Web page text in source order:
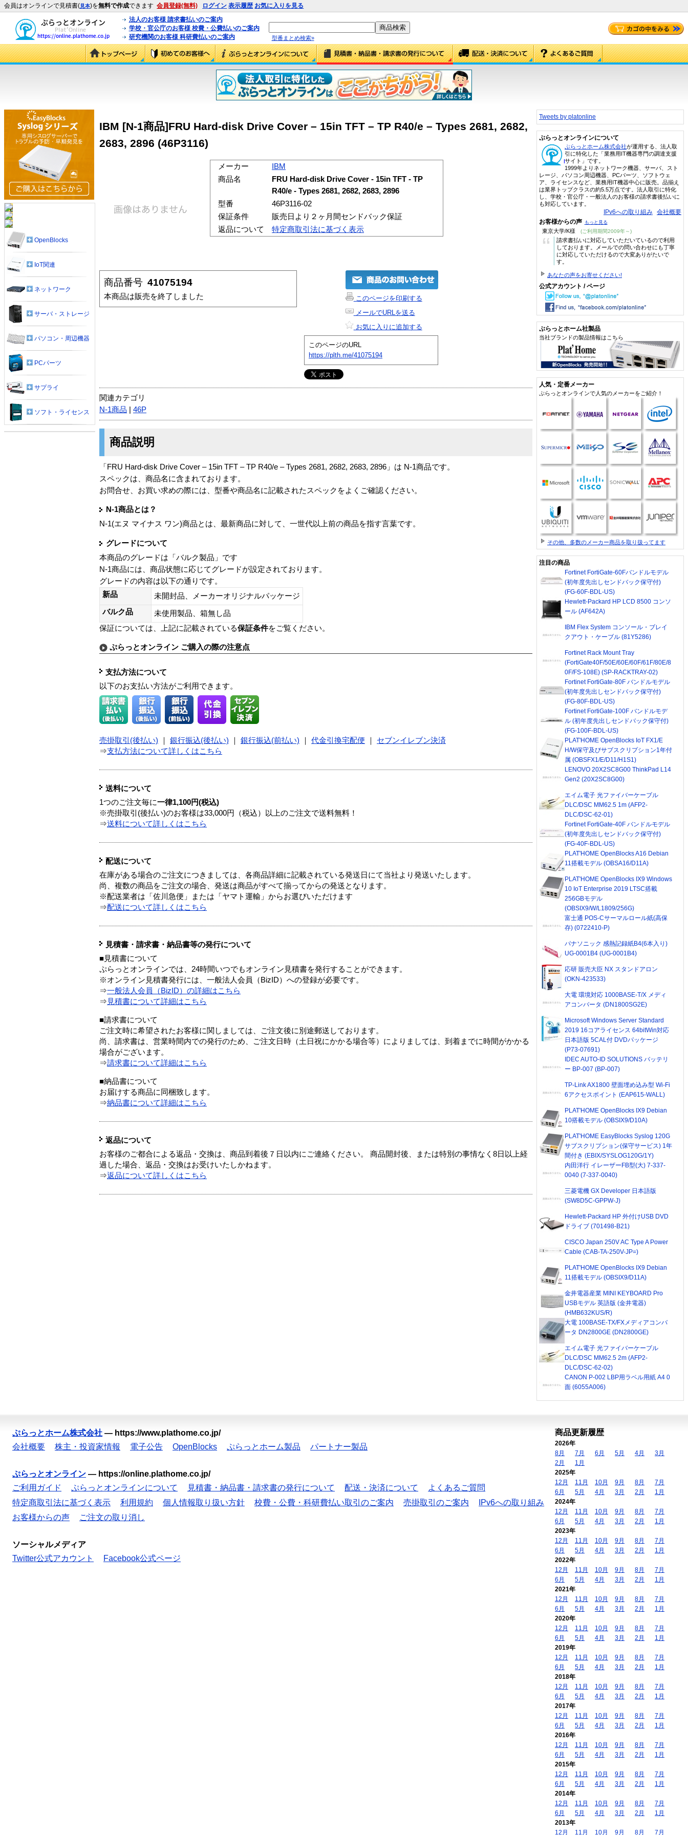
会員はオンラインで見積書(見本)を無料で作成できます 会員登録(無料) ログイン 表示履歴 お気に入りを見る
法人のお客様 請求書払いのご案内
学校・官公庁のお客様 校費・公費払いのご案内
研究機関のお客様 科研費払いのご案内
型番まとめ検索»
IBM [N-1商品]FRU Hard-disk Drive Cover – 15in TFT – TP R40/e – Types 2681, 2682,
2683, 2896 (46P3116)
メーカー
IBM
商品名
FRU Hard-disk Drive Cover - 15in TFT - TP
R40/e - Types 2681, 2682, 2683, 2896
型番
46P3116-02
保証条件
販売日より２ヶ月間センドバック保証
返品について
特定商取引法に基づく表示
商品番号 41075194
本商品は販売を終了しました
このページを印刷する
メールでURLを送る
お気に入りに追加する
このページのURL
https://plth.me/41075194
関連カテゴリ
N-1商品
46P
商品説明
「FRU Hard-disk Drive Cover – 15in TFT – TP R40/e – Types 2681, 2682, 2683, 2896」は N-1商品です。
スペックは、商品名に含まれております。
お問合せ、お買い求めの際には、型番や商品名に記載されたスペックをよくご確認ください。
N-1商品とは？
N-1(エヌ マイナス ワン)商品とは、最新商品に対して、一世代以上前の商品を指す言葉です。
グレードについて
本商品のグレードは「バルク製品」です
N-1商品には、商品状態に応じてグレードが設定されております。
グレードの内容は以下の通りです。
新品
未開封品、メーカーオリジナルパッケージ
バルク品
未使用製品、箱無し品
保証については、上記に記載されている保証条件をご覧ください。
ぷらっとオンライン ご購入の際の注意点
支払方法について
以下のお支払い方法がご利用できます。
売掛取引(後払い) 銀行振込(後払い) 銀行振込(前払い) 代金引換宅配便
セブンイレブン決済
⇒支払方法について詳しくはこちら
送料について
1つのご注文毎に一律1,100円(税込)
※売掛取引(後払い)のお客様は33,000円（税込）以上のご注文で送料無料！
⇒送料について詳しくはこちら
配送について
在庫がある場合のご注文につきましては、各商品詳細に記載されている発送日にて当社より発送いたします。
尚、複数の商品をご注文の場合、発送は商品がすべて揃ってからの発送となります。
※配送業者は「佐川急便」または「ヤマト運輸」からお選びいただけます
⇒配送について詳しくはこちら
見積書・請求書・納品書等の発行について
■見積書について
ぷらっとオンラインでは、24時間いつでもオンライン見積書を発行することができます。
※オンライン見積書発行には、一般法人会員（BizID）への登録が必要です。
⇒一般法人会員（BizID）の詳細はこちら
⇒ 見積書について詳細はこちら
■請求書について
ご注文時に希望されたお客様に関しましては、ご注文後に別途郵送しております。
尚、請求書は、営業時間内での発行のため、ご注文日時（土日祝にかかる場合等）によりましては、到着までに時間がかかる
場合がございます。
⇒請求書について詳細はこちら
■納品書について
お届けする商品に同梱致します。
⇒納品書について詳細はこちら
返品について
お客様のご都合による返品・交換は、商品到着後７日以内にご連絡ください。 商品開封後、または特別の事情なく8日以上経
過した場合、返品・交換はお受けいたしかねます。
⇒返品について詳しくはこちら
OpenBlocks
IoT関連
ネットワーク
サーバ・ストレージ
パソコン・周辺機器
PCパーツ
サプライ
ソフト・ライセンス
Tweets by platonline
ぷらっとオンラインについて
ぷらっとホーム株式会社が運用する、法人取
引に特化した「業務用IT機器専門の調達支援
サイト」です。
1999年よりネットワーク機器、サーバ、スト
レージ、パソコン周辺機器、PCパーツ、ソフトウェ
ア、ライセンスなど、業務用IT機器中心に販売。品揃え
は業界トップクラスの約5.5万点です。法人取引に特化
し、学校・官公庁・一般法人のお客様の請求書後払いに
も対応しています。
IPv6への取り組み 会社概要
お客様からの声 もっと見る
東京大学/K様 (ご利用期間2009年～)
“
請求書払いに対応していただいているので利用
しております。メールでの問い合わせにも丁寧
に対応していただけるので大変ありがたいで
す。
あなたの声をお寄せください!
公式アカウント / ページ
ぷらっとホーム社製品
当社ブランドの製品情報はこちら
人気・定番メーカー
ぷらっとオンラインで人気のメーカーをご紹介！
その他、多数のメーカー商品を取り扱ってます
注目の商品
Fortinet FortiGate-60Fバンドルモデル
(初年度先出しセンドバック保守付)
(FG-60F-BDL-US)
Hewlett-Packard HP LCD 8500 コンソ
ール (AF642A)
IBM Flex System コンソール・ブレイ
クアウト・ケーブル (81Y5286)
Fortinet Rack Mount Tray
(FortiGate40F/50E/60E/60F/61F/80E/8
0F/FS-108E) (SP-RACKTRAY-02)
Fortinet FortiGate-80F バンドルモデル
(初年度先出しセンドバック保守付)
(FG-80F-BDL-US)
Fortinet FortiGate-100F バンドルモデ
ル (初年度先出しセンドバック保守付)
(FG-100F-BDL-US)
PLAT'HOME OpenBlocks IoT FX1/E
H/W保守及びサブスクリプション1年付
属 (OBSFX1/E/D11/H1S1)
LENOVO 20X2SC8G00 ThinkPad L14
Gen2 (20X2SC8G00)
エイム電子 光ファイバーケーブル
DLC/DSC MM62.5 1m (AFP2-
DLC/DSC-62-01)
Fortinet FortiGate-40F バンドルモデル
(初年度先出しセンドバック保守付)
(FG-40F-BDL-US)
PLAT'HOME OpenBlocks A16 Debian
11搭載モデル (OBSA16/D11A)
PLAT'HOME OpenBlocks IX9 Windows
10 IoT Enterprise 2019 LTSC搭載
256GBモデル
(OBSIX9/W/L1809/256G)
富士通 POS-Cサーマルロール紙(高保
存) (0722410-P)
パナソニック 感熱記録紙B4(6本入り)
UG-0001B4 (UG-0001B4)
応研 販売大臣 NX スタンドアロン
(OKN-423533)
大電 環境対応 1000BASE-T/X メディ
アコンバータ (DN1800SG2E)
Microsoft Windows Server Standard
2019 16コアライセンス 64bitWin対応
日本語版 5CAL付 DVDパッケージ
(P73-07691)
IDEC AUTO-ID SOLUTIONS バッテリ
ー BP-007 (BP-007)
TP-Link AX1800 壁面埋め込み型 Wi-Fi
6アクセスポイント (EAP615-WALL)
PLAT'HOME OpenBlocks IX9 Debian
10搭載モデル (OBSIX9/D10A)
PLAT'HOME EasyBlocks Syslog 120G
サブスクリプション(保守サービス) 1年
間付き (EBIX/SYSLOG120G/1Y)
内田洋行 イレーザーFB型(大) 7-337-
0040 (7-337-0040)
三菱電機 GX Developer 日本語版
(SW8D5C-GPPW-J)
Hewlett-Packard HP 外付けUSB DVD
ドライブ (701498-B21)
CISCO Japan 250V AC Type A Power
Cable (CAB-TA-250V-JP=)
PLAT'HOME OpenBlocks IX9 Debian
11搭載モデル (OBSIX9/D11A)
金井電器産業 MINI KEYBOARD Pro
USBモデル 英語版 (金井電器)
(HMB632KUS/R)
大電 100BASE-TX/FXメディアコンバ
ータ DN2800GE (DN2800GE)
エイム電子 光ファイバーケーブル
DLC/DSC MM62.5 2m (AFP2-
DLC/DSC-62-02)
CANON P-002 LBP用ラベル用紙 A4 0
面 (6055A006)
ぷらっとホーム株式会社 — https://www.plathome.co.jp/
会社概要
株主・投資家情報 電子公告 OpenBlocks ぷらっとホーム製品 パートナー製品
ぷらっとオンライン — https://online.plathome.co.jp/
ご利用ガイド
ぷらっとオンラインについて 見積書・納品書・請求書の発行について 配送・決済について
よくあるご質問
特定商取引法に基づく表示
利用規約 個人情報取り扱い方針 校費・公費・科研費払い取引のご案内 売掛取引のご案内
IPv6への取り組み
お客様からの声
ご注文の取り消し
ソーシャルメディア
Twitter公式アカウント
Facebook公式ページ
商品更新履歴
2026年
8月
7月 6月 5月 4月
3月
2月
1月
2025年
12月
11月 10月 9月 8月
7月
6月
5月 4月 3月 2月
1月
2024年
12月
11月 10月 9月 8月
7月
6月
5月 4月 3月 2月
1月
2023年
12月
11月 10月 9月 8月
7月
6月
5月 4月 3月 2月
1月
2022年
12月
11月 10月 9月 8月
7月
6月
5月 4月 3月 2月
1月
2021年
12月
11月 10月 9月 8月
7月
6月
5月 4月 3月 2月
1月
2020年
12月
11月 10月 9月 8月
7月
6月
5月 4月 3月 2月
1月
2019年
12月
11月 10月 9月 8月
7月
6月
5月 4月 3月 2月
1月
2018年
12月
11月 10月 9月 8月
7月
6月
5月 4月 3月 2月
1月
2017年
12月
11月 10月 9月 8月
7月
6月
5月 4月 3月 2月
1月
2016年
12月
11月 10月 9月 8月
7月
6月
5月 4月 3月 2月
1月
2015年
12月
11月 10月 9月 8月
7月
6月
5月 4月 3月 2月
1月
2014年
12月
11月 10月 9月 8月
7月
6月
5月 4月 3月 2月
1月
2013年
12月
11月 10月 9月 8月 7月